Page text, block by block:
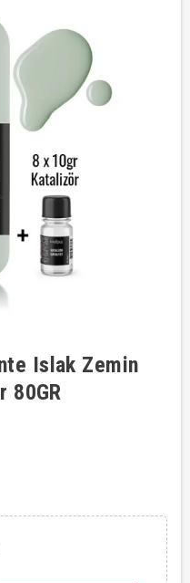
Islak Zemin
80GR